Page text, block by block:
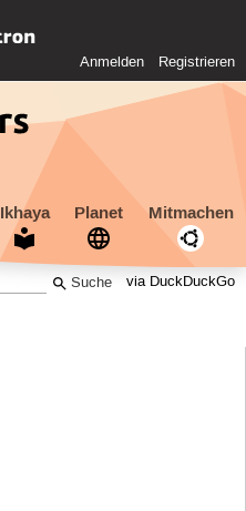
Anmelden Registrieren
Ikhaya Planet Mitmachen
via DuckDuckGo